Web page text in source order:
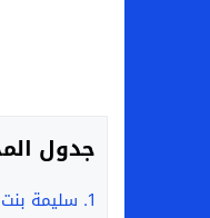
جدول
1. سليمة